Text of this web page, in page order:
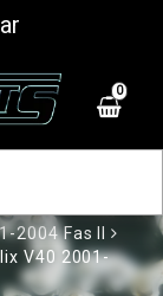
0
2004 Fas II
V40 2001-